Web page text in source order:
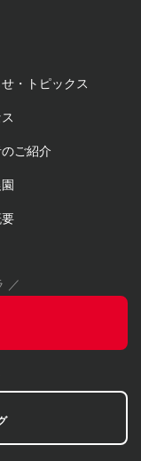
・トピックス
ご紹介
／